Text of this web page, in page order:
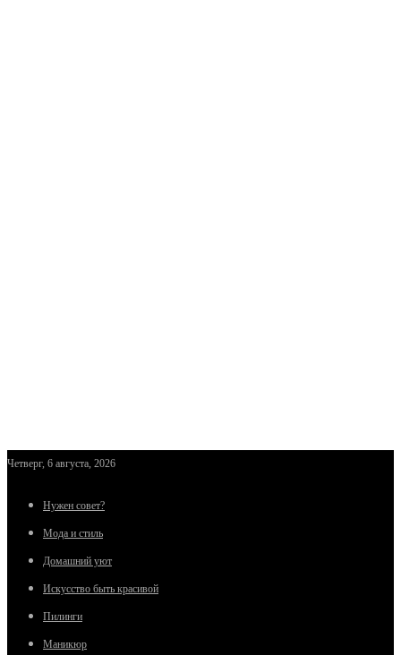
Четверг, 6 августа, 2026
Нужен совет?
Мода и стиль
Домашний уют
Искусство быть красивой
Пилинги
Маникюр